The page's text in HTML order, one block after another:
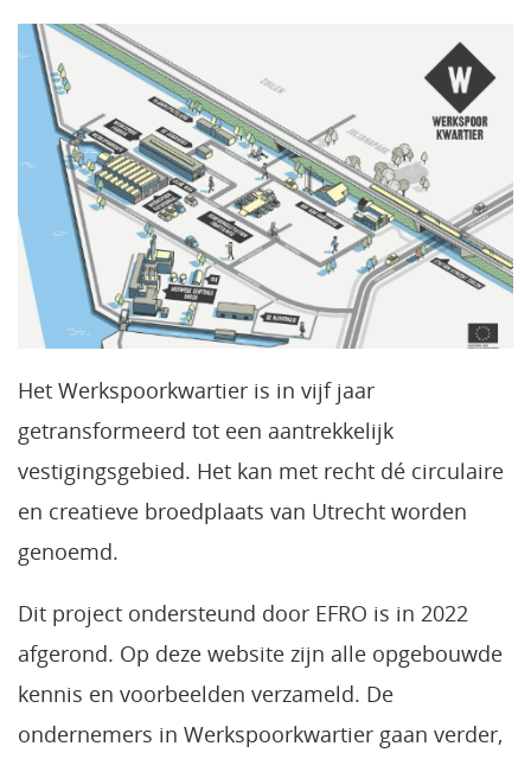
Het Werkspoorkwartier is in vijf jaar
getransformeerd tot een aantrekkelijk
vestigingsgebied. Het kan met recht dé circulaire
en creatieve broedplaats van Utrecht worden
genoemd.
Dit project ondersteund door EFRO is in 2022
afgerond. Op deze website zijn alle opgebouwde
kennis en voorbeelden verzameld. De
ondernemers in Werkspoorkwartier gaan verder,